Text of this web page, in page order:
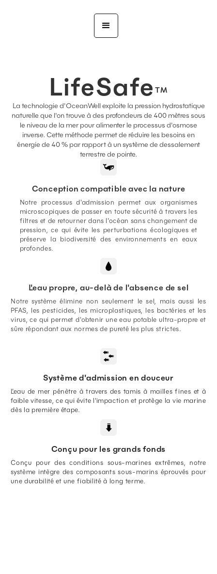
LifeSafe TM
La technologie d'OceanWell exploite la pression hydrostatique
naturelle que l'on trouve à des profondeurs de 400 mètres sous
le niveau de la mer pour alimenter le processus d'osmose
inverse. Cette méthode permet de réduire les besoins en
énergie de 40 % par rapport à un système de dessalement
terrestre de pointe.
Conception compatible avec la nature
Notre processus d'admission permet aux organismes
microscopiques de passer en toute sécurité à travers les
filtres et de retourner dans l'océan sans changement de
pression, ce qui évite les perturbations écologiques et
préserve la biodiversité des environnements en eaux
profondes.
L'eau propre, au-delà de l'absence de sel
Notre système élimine non seulement le sel, mais aussi les
PFAS, les pesticides, les microplastiques, les bactéries et les
virus, ce qui permet d'obtenir une eau potable ultra-propre et
sûre répondant aux normes de pureté les plus strictes.
Système d'admission en douceur
L'eau de mer pénètre à travers des tamis à mailles fines et à
faible vitesse, ce qui évite l'impaction et protège la vie marine
dès la première étape.
Conçu pour les grands fonds
Conçu pour des conditions sous-marines extrêmes, notre
système intègre des composants sous-marins éprouvés pour
une durabilité et une fiabilité à long terme.